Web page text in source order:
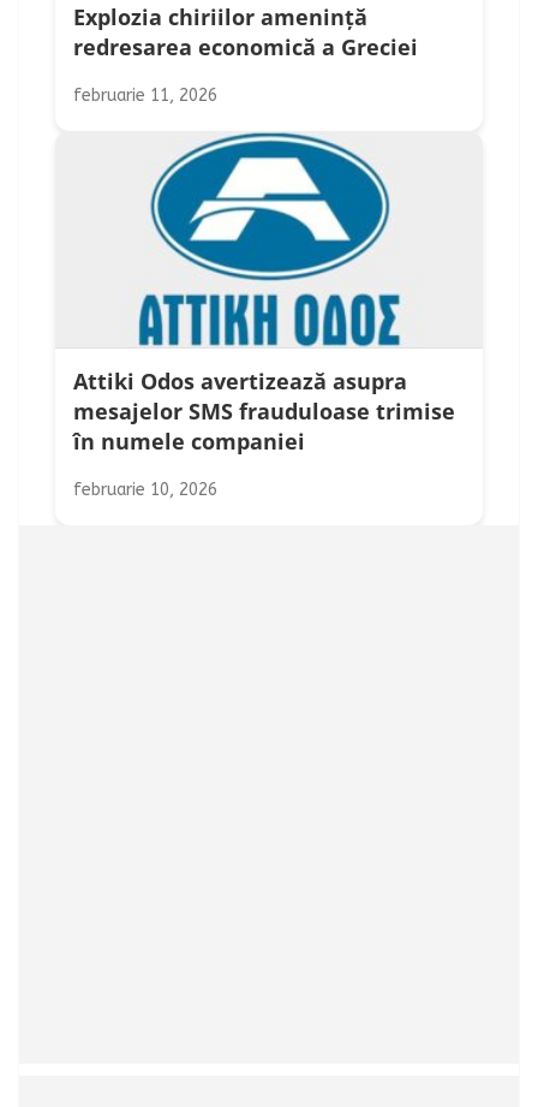
Explozia chiriilor amenință
redresarea economică a Greciei
februarie 11, 2026
Attiki Odos avertizează asupra
mesajelor SMS frauduloase trimise
în numele companiei
februarie 10, 2026